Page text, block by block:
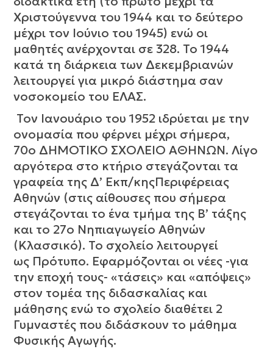
Χριστούγεννα του 1944 και το δεύτερο
μέχρι τον Ιούνιο του 1945) ενώ οι
μαθητές ανέρχονται σε 328. Το 1944
κατά τη διάρκεια των Δεκεμβριανών
λειτουργεί για μικρό διάστημα σαν
νοσοκομείο του ΕΛΑΣ.
Τον Ιανουάριο του 1952 ιδρύεται με την
ονομασία που φέρνει μέχρι σήμερα,
70ο ΔΗΜΟΤΙΚΟ ΣΧΟΛΕΙΟ ΑΘΗΝΩΝ. Λίγο
αργότερα στο κτήριο στεγάζονται τα
γραφεία της Δ’ Εκπ/κηςΠεριφέρειας
Αθηνών (στις αίθουσες που σήμερα
στεγάζονται το ένα τμήμα της Β’ τάξης
και το 27ο Νηπιαγωγείο Αθηνών
(Κλασσικό). Το σχολείο λειτουργεί
ως Πρότυπο. Εφαρμόζονται οι νέες -για
την εποχή τους- «τάσεις» και «απόψεις»
στον τομέα της διδασκαλίας και
μάθησης ενώ το σχολείο διαθέτει 2
Γυμναστές που διδάσκουν το μάθημα
Φυσικής Αγωγής.